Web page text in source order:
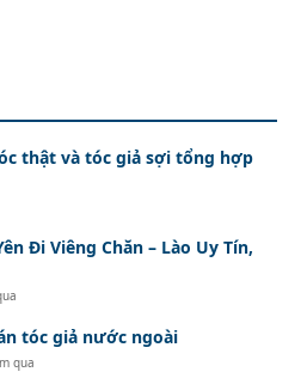
thật và tóc giả sợi tổng hợp
Đi Viêng Chăn – Lào Uy Tín,
tóc giả nước ngoài
qua